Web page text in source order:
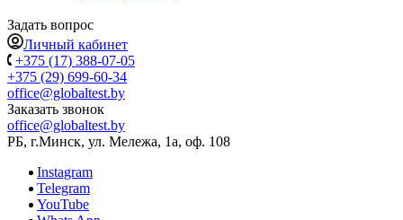
Задать вопрос
Личный кабинет
+375 (17) 388-07-05
+375 (29) 699-60-34
office@globaltest.by
Заказать звонок
office@globaltest.by
РБ, г.Минск, ул. Мележа, 1а, оф. 108
Instagram
Telegram
YouTube